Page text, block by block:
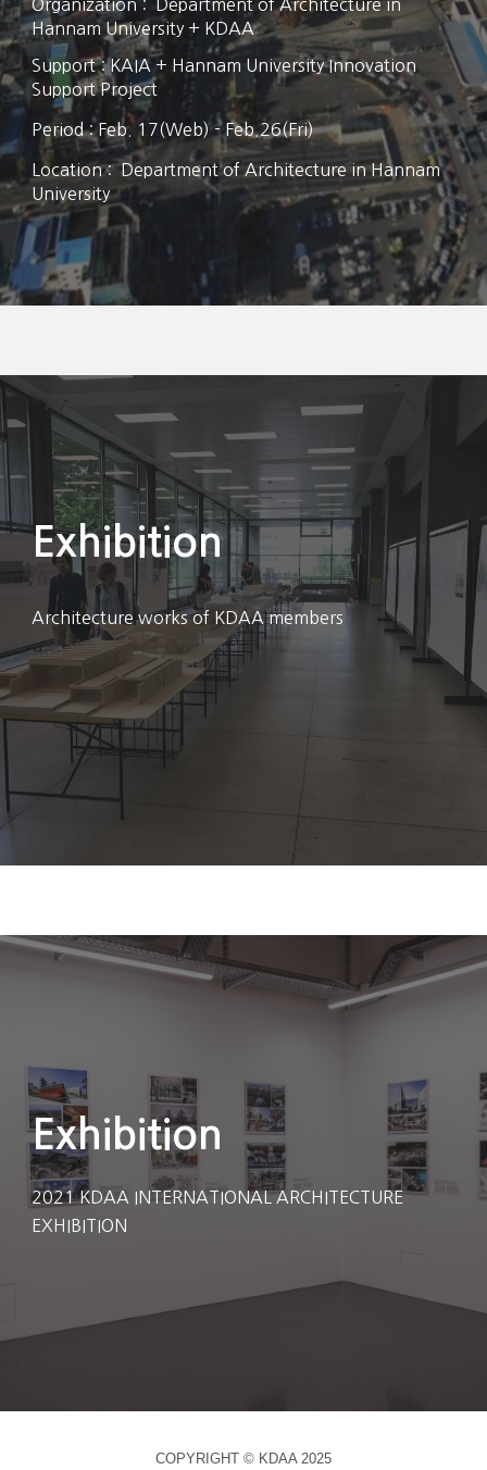
Organization :
Department of Architecture in
Hannam University + KDAA
Support : KAIA + Hannam University Innovation
Support Project
Period : Feb. 17(Web) - Feb.26(Fri)
Location : Department of Architecture in Hannam
University
Exhibition
Architecture works of KDAA members
Exhibition
2021 KDAA INTERNATIONAL ARCHITECTURE
EXHIBITION
COPYRIGHT © KDAA 2025